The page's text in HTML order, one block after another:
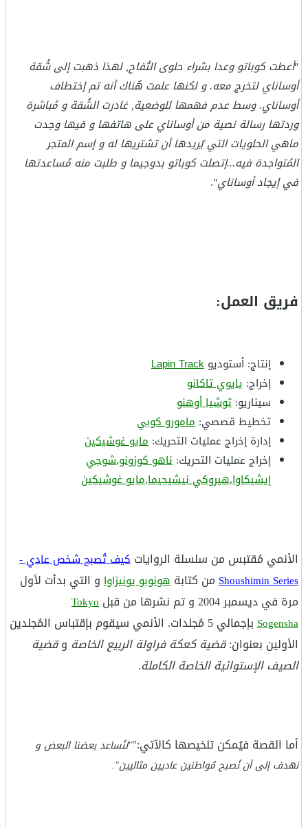
"أعطت كوباتو وعدا بشراء حلوى التُفاح, لهذا ذهبت إلى شُقة
أوساناي لتخرج معه. و لكنها علمت هُناك أنه تم إختطاف
أوساناي. وسط عدم فهمها للوضعية, غادرت الشُقة و مُباشرة
وردتها رسالة نصية من أوساناي على هاتفها و فيها وجدت
ماهي الحلويات التي يُريدها أن تشتريها له و إسم المتجر
المُتواجدة فيه...إتصلت كوباتو بدوجيما و طلبت منه مُساعدتها
في إيجاد أوساناي".
فريق العمل:
إنتاج: أستوديو Lapin Track
إخراج: يايوي تاكانو
سيناريو: توشيا أوهنو
تخطيط قصصي: مامورو كوبي
إدارة إخراج عمليات التحريك: مايو غوشيكين
إخراج عمليات التحريك: ناهو كوزونو,شوجي
إيشيكاوا,هيروكي نيشيجيما,مايو غوشيكين
الأنمي مُقتبس من سلسلة الروايات كيف تُصبح شخص عادي -
Shoushimin Series من كتابة هونوبو يونيزاوا و التي بدأت لأول
مرة في ديسمبر 2004 و تم نشرها من قبل
Tokyo
Sogensha
بإجمالي 5 مُجلدات. الأنمي سيقوم بإقتباس المُجلدين
الأولين بعنوان:قضية كعكة فراولة الربيع الخاصة وقضية
الصيف الإستوائية الخاصة الكاملة.
أما القصة فيُمكن تلخيصها كالآتي:""لنُساعد بعضنا البعض و
نهدف إلى أن نُصبح مُواطنين عاديين مثاليين".